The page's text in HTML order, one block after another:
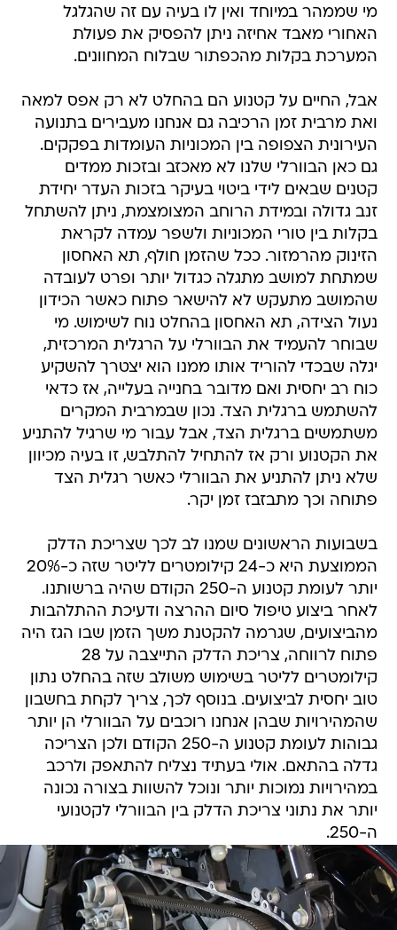
מי שממהר במיוחד ואין לו בעיה עם זה שהגלגל
האחורי מאבד אחיזה ניתן להפסיק את פעולת
המערכת בקלות מהכפתור שבלוח המחוונים.
אבל, החיים על קטנוע הם בהחלט לא רק אפס למאה
ואת מרבית זמן הרכיבה גם אנחנו מעבירים בתנועה
העירונית הצפופה בין המכוניות העומדות בפקקים.
גם כאן הבוורלי שלנו לא מאכזב ובזכות ממדים
קטנים שבאים לידי ביטוי בעיקר בזכות העדר יחידת
זנב גדולה ובמידת הרוחב המצומצמת, ניתן להשתחל
בקלות בין טורי המכוניות ולשפר עמדה לקראת
הזינוק מהרמזור. ככל שהזמן חולף, תא האחסון
שמתחת למושב מתגלה כגדול יותר ופרט לעובדה
שהמושב מתעקש לא להישאר פתוח כאשר הכידון
נעול הצידה, תא האחסון בהחלט נוח לשימוש. מי
שבוחר להעמיד את הבוורלי על הרגלית המרכזית,
יגלה שבכדי להוריד אותו ממנו הוא יצטרך להשקיע
כוח רב יחסית ואם מדובר בחנייה בעלייה, אז כדאי
להשתמש ברגלית הצד. נכון שבמרבית המקרים
משתמשים ברגלית הצד, אבל עבור מי שרגיל להתניע
את הקטנוע ורק אז להתחיל להתלבש, זו בעיה מכיוון
שלא ניתן להתניע את הבוורלי כאשר רגלית הצד
פתוחה וכך מתבזבז זמן יקר.
בשבועות הראשונים שמנו לב לכך שצריכת הדלק
הממוצעת היא כ-24 קילומטרים לליטר שזה כ-20%
יותר לעומת קטנוע ה-250 הקודם שהיה ברשותנו.
לאחר ביצוע טיפול סיום ההרצה ודעיכת ההתלהבות
מהביצועים, שגרמה להקטנת משך הזמן שבו הגז היה
פתוח לרווחה, צריכת הדלק התייצבה על 28
קילומטרים לליטר בשימוש משולב שזה בהחלט נתון
טוב יחסית לביצועים. בנוסף לכך, צריך לקחת בחשבון
שהמהירויות שבהן אנחנו רוכבים על הבוורלי הן יותר
גבוהות לעומת קטנוע ה-250 הקודם ולכן הצריכה
גדלה בהתאם. אולי בעתיד נצליח להתאפק ולרכב
במהירויות נמוכות יותר ונוכל להשוות בצורה נכונה
יותר את נתוני צריכת הדלק בין הבוורלי לקטנועי
ה-250.